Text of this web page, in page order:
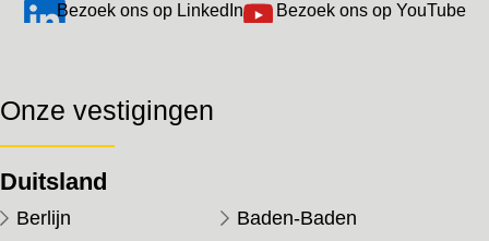
Bezoek ons op LinkedIn Bezoek ons op YouTube
Onze vestigingen
Duitsland
Berlijn
Baden-Baden